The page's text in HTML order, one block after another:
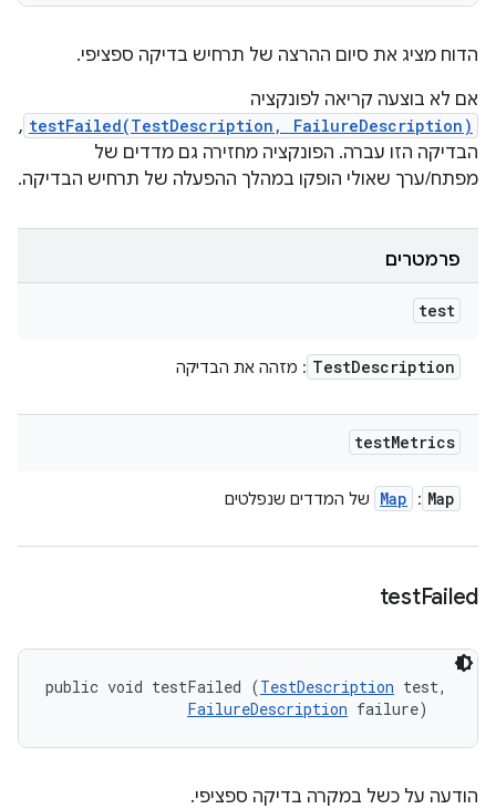
הדוח מציג את סיום ההרצה של תרחיש בדיקה ספציפי.
אם לא בוצעה קריאה לפונקציה
testFailed(TestDescription, FailureDescription)
,
הבדיקה הזו עברה. הפונקציה מחזירה גם מדדים של
מפתח/ערך שאולי הופקו במהלך ההפעלה של תרחיש הבדיקה.
פרמטרים
test
TestDescription : מזהה את הבדיקה
testMetrics
Map
:
Map של המדדים שנפלטים
testFailed
public void testFailed (TestDescription test,
FailureDescription failure)
הודעה על כשל במקרה בדיקה ספציפי.